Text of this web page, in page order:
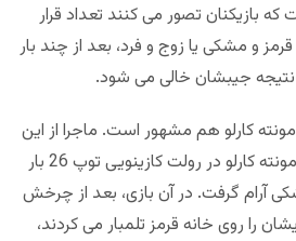
که بازیکنان تصور می کنند تعداد قرار
و مشکی یا زوج و فرد، بعد از چند بار
نتیجه جیبشان خالی می شود.
کارلو هم مشهور است. ماجرا از این
قرار است که در 1913، در مونته کارلو در رولت کازینویی توپ 26 بار
گرفت. در آن بازی، بعد از چرخش
را روی خانه قرمز تلمبار می کردند،